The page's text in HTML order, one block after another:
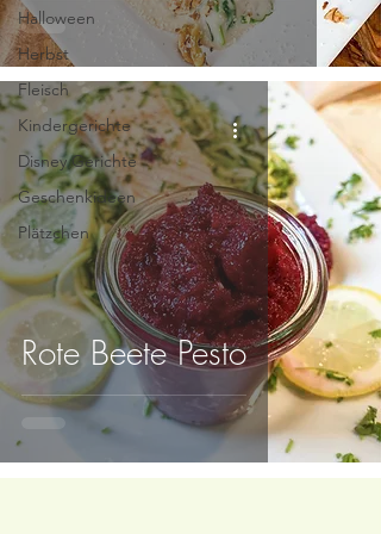
Halloween
Herbst
Fleisch
Kindergerichte
Disney Gerichte
Geschenkideen
Plätzchen
Rote Beete Pesto